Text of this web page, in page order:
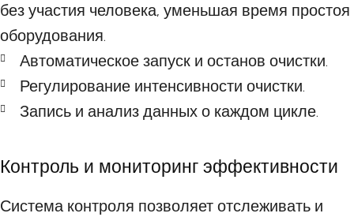
без участия человека, уменьшая время простоя
оборудования.
Автоматическое запуск и останов очистки.
Регулирование интенсивности очистки.
Запись и анализ данных о каждом цикле.
Контроль и мониторинг эффективности
Система контроля позволяет отслеживать и